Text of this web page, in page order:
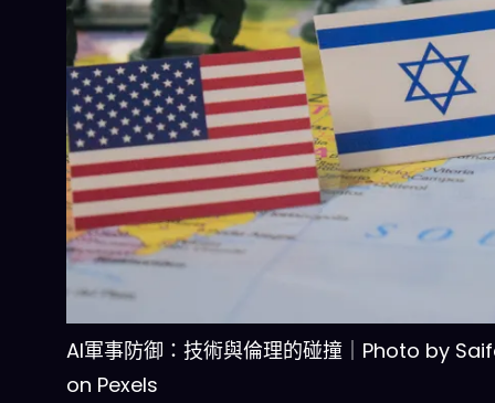
AI軍事防御：技術與倫理的碰撞｜Photo by
on Pexels